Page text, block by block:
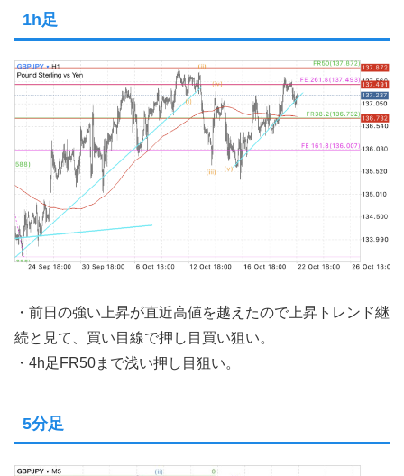
1h足
・前日の強い上昇が直近高値を越えたので上昇トレンド継
続と見て、買い目線で押し目買い狙い。
・4h足FR50まで浅い押し目狙い。
5分足